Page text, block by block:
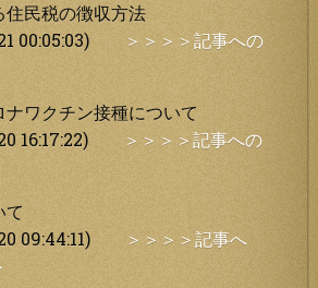
住民税の徴収方法
00:05:03)
＞＞＞＞記事への
ワクチン接種について
16:17:22)
＞＞＞＞記事への
て
09:44:11)
＞＞＞＞記事へ